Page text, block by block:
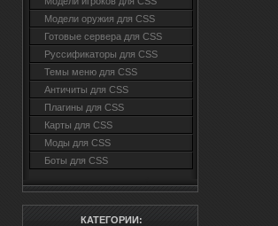
Модели оружия для CSS
Готовые сервера для CSS
Руссификаторы для CSS
Темы меню для CSS
Античиты для CSS
Плагины для CSS
Карты для CSS
Моды для CSS
Боты для CSS
КАТЕГОРИИ: